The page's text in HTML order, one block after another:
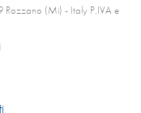
(Mi) - Italy P.IVA e